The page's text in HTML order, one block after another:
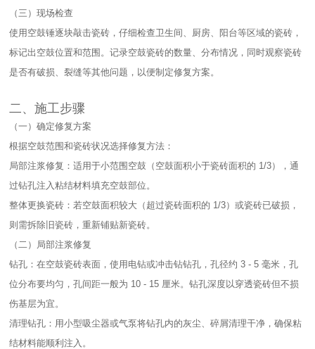
（三）现场检查​
使用空鼓锤逐块敲击瓷砖，仔细检查卫生间、厨房、阳台等区域的瓷砖，
标记出空鼓位置和范围。记录空鼓瓷砖的数量、分布情况，同时观察瓷砖
是否有破损、裂缝等其他问题，以便制定修复方案。​
二、施工步骤​
（一）确定修复方案​
根据空鼓范围和瓷砖状况选择修复方法：​
局部注浆修复：适用于小范围空鼓（空鼓面积小于瓷砖面积的 1/3），通
过钻孔注入粘结材料填充空鼓部位。​
整体更换瓷砖：若空鼓面积较大（超过瓷砖面积的 1/3）或瓷砖已破损，
则需拆除旧瓷砖，重新铺贴新瓷砖。​
（二）局部注浆修复​
钻孔：在空鼓瓷砖表面，使用电钻或冲击钻钻孔，孔径约 3 - 5 毫米，孔
位分布要均匀，孔间距一般为 10 - 15 厘米。钻孔深度以穿透瓷砖但不损
伤基层为宜。​
清理钻孔：用小型吸尘器或气泵将钻孔内的灰尘、碎屑清理干净，确保粘
结材料能顺利注入。​